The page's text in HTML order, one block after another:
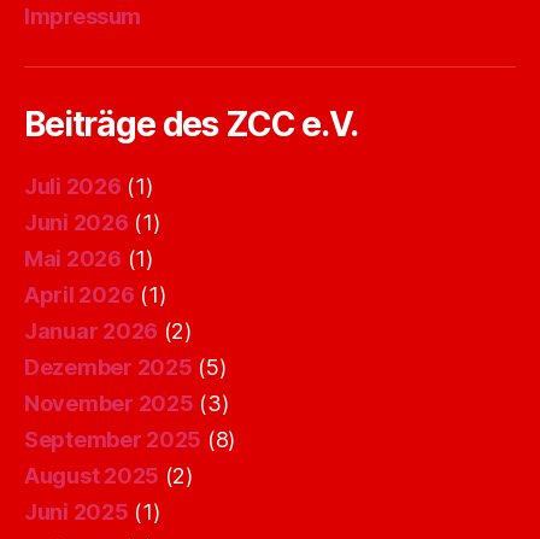
Impressum
Beiträge des ZCC e.V.
Juli 2026 (1)
Juni 2026 (1)
Mai 2026 (1)
April 2026 (1)
Januar 2026 (2)
Dezember 2025 (5)
November 2025 (3)
September 2025 (8)
August 2025 (2)
Juni 2025 (1)